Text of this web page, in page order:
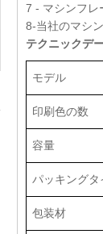
7 - マシンフレ
8-当社のマシ
テクニックデ
モデル
印刷色の数
容量
パッキングタ
包装材